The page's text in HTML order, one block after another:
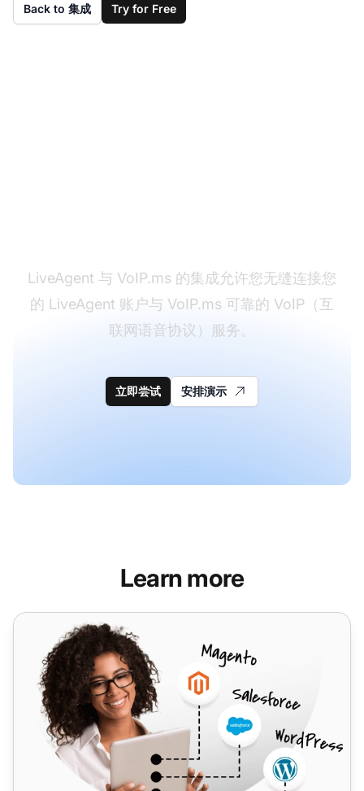
Back to 集成 Try for Free
LiveAgent 与 VoIP.ms 的集成允许您无缝连接您
的 LiveAgent 账户与 VoIP.ms 可靠的 VoIP（互
联网语音协议）服务。
立即尝试 安排演示
Learn more
VoIPcloud